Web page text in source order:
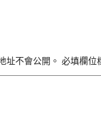
址不會公開。 必填欄位